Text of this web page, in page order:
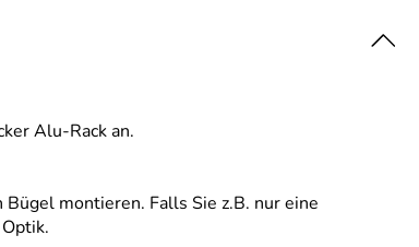
Alu-Rack an.
montieren. Falls Sie z.B. nur eine